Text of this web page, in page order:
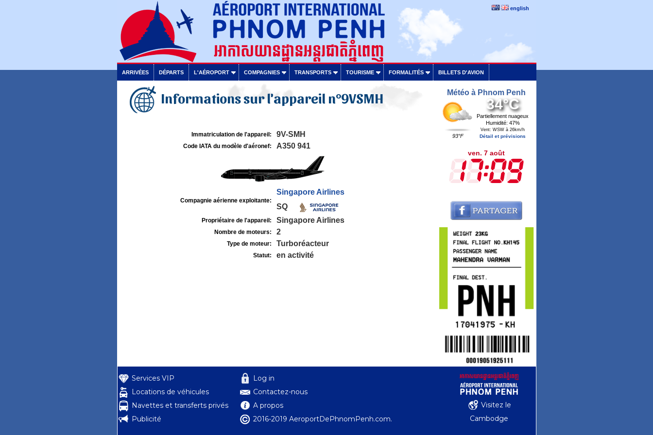
english
ARRIVÉES DÉPARTS L'AÉROPORT COMPAGNIES TRANSPORTS TOURISME FORMALITÉS BILLETS D'AVION
Informations sur l'appareil n°9VSMH
Immatriculation de l'appareil: 9V-SMH
Code IATA du modèle d'aéronef: A350 941
Compagnie aérienne exploitante:
Singapore Airlines
SQ
Propriétaire de l'appareil: Singapore Airlines
Nombre de moteurs: 2
Type de moteur: Turboréacteur
Statut: en activité
Météo à Phnom Penh
93°F
34°C
Partiellement nuageux
Humidité: 47%
Vent: WSW à 26km/h
Détail et prévisions
ven. 7 août
Services VIP
Locations de véhicules
Navettes et transferts privés
Publicité
Log in
Contactez-nous
A propos
2016-2019 AeroportDePhnomPenh.com.
Visitez le
Cambodge